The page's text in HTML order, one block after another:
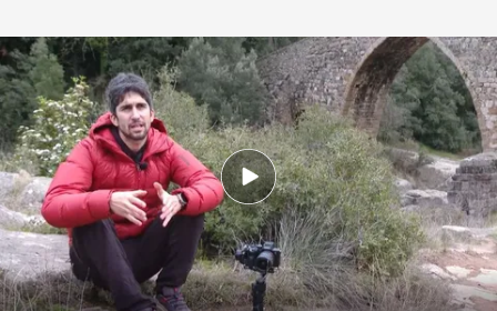
El trabajo de Biel Ràfols, cámara running profesional.IMAGEN: Ricardo
Geraldes
Redacción digital Noticias Cuatro
28 MAR 2025 - 20:19h.
Biel Ràfols se encarga de grabar las
competiciones de los atletas de montaña
como Kílian Jornet desde cerca